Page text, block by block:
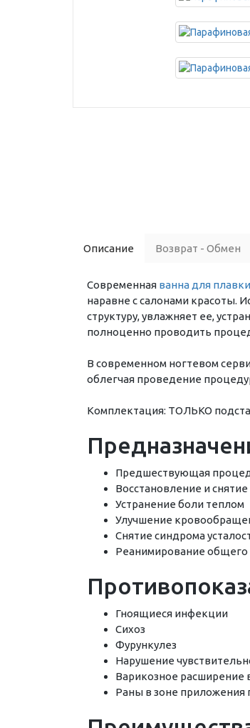
Описание Возврат - Обмен
Современная ванна для
наравне с салонами красоты.
структуру, увлажняет ее,
полноценно проводить
В современном ногтевом
облегчая проведение
Комплектация: ТОЛЬКО
Предшествующая
Восстановление и
Устранение боли теплом
Улучшение
Снятие синдрома
Реанимирование общего
Гноящиеся инфекции
Сихоз
Фурункулез
Нарушение
Варикозное расширение
Раны в зоне приложения